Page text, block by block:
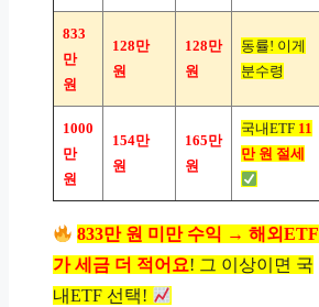
833
만
원
128만
원
128만
원
동률! 이게
분수령
1000
만
원
154만
원
165만
원
국내ETF 11
만 원 절세
833만 원 미만 수익 → 해외ETF
가 세금 더 적어요! 그 이상이면 국
내ETF 선택!